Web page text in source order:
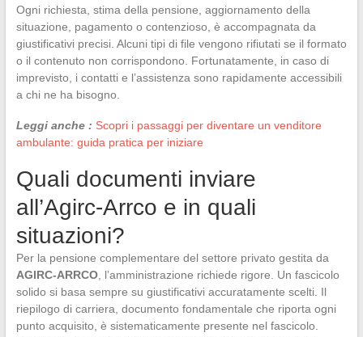
Ogni richiesta, stima della pensione, aggiornamento della
situazione, pagamento o contenzioso, è accompagnata da
giustificativi precisi. Alcuni tipi di file vengono rifiutati se il formato
o il contenuto non corrispondono. Fortunatamente, in caso di
imprevisto, i contatti e l’assistenza sono rapidamente accessibili
a chi ne ha bisogno.
Leggi anche : Scopri i passaggi per diventare un venditore
ambulante: guida pratica per iniziare
Quali documenti inviare
all’Agirc-Arrco e in quali
situazioni?
Per la pensione complementare del settore privato gestita da
AGIRC-ARRCO, l’amministrazione richiede rigore. Un fascicolo
solido si basa sempre su giustificativi accuratamente scelti. Il
riepilogo di carriera, documento fondamentale che riporta ogni
punto acquisito, è sistematicamente presente nel fascicolo.